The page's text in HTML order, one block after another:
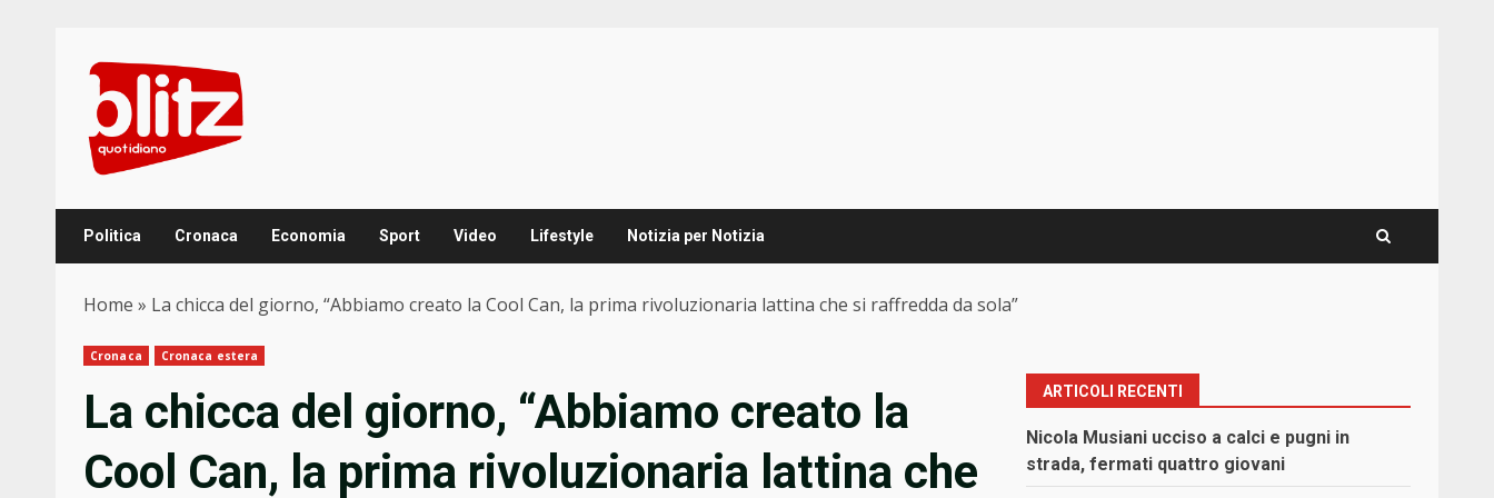
content
Politica Cronaca Economia Sport Video Lifestyle Notizia per Notizia
Home » La chicca del giorno, “Abbiamo creato la Cool Can, la prima rivoluzionaria lattina che si raffredda da sola”
Cronaca Cronaca estera
La chicca del giorno, “Abbiamo creato la
Cool Can, la prima rivoluzionaria lattina che
ARTICOLI RECENTI
Nicola Musiani ucciso a calci e pugni in
strada, fermati quattro giovani